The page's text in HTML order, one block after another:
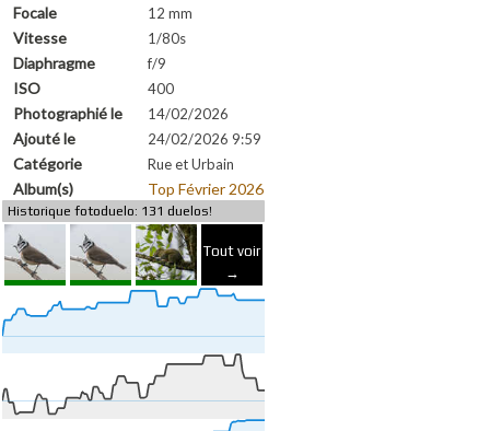
Focale 12 mm
Vitesse 1/80s
Diaphragme f/9
ISO 400
Photographié le 14/02/2026
Ajouté le 24/02/2026 9:59
Catégorie Rue et Urbain
Album(s) Top Février 2026
Historique fotoduelo: 131 duelos!
Tout voir
→